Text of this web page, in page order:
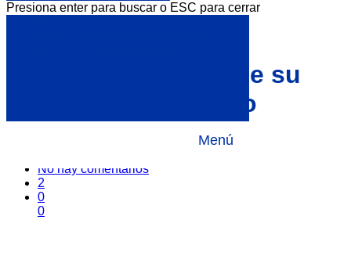
Presiona enter para buscar o ESC para cerrar
Menú
nuevos productos de su
Línea Pan de Antaño
No hay comentarios
2
0
0